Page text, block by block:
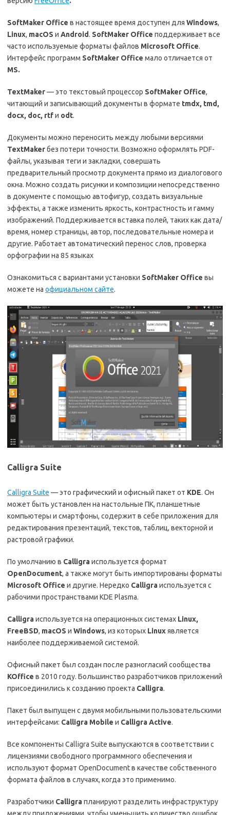
SoftMaker Office в настоящее время доступен для Windows,
Linux, macOS и Android. SoftMaker Office поддерживает все
часто используемые форматы файлов Microsoft Office.
Интерфейс программ SoftMaker Office мало отличается от
MS.
TextMaker— это текстовый процессор SoftMaker Office,
читающий и записывающий документы в формате tmdx, tmd,
docx, doc, rtfи odt.
Документы можно переносить между любыми версиями
TextMakerбез потери точности. Возможно оформлять PDF-
файлы, указывая теги и закладки, совершать
предварительный просмотр документа прямо из диалогового
окна. Можно создать рисунки и композиции непосредственно
в документе с помощью автофигур, создать визуальные
эффекты, а также изменить яркость, контрастность и гамму
изображений. Поддерживается вставка полей, таких как дата/
время, номер страницы, автор, последовательные номера и
другие. Работает автоматический перенос слов, проверка
орфографии на 85 языках
Ознакомиться с вариантами установки SoftMaker Office вы
можете на официальном сайте.
Calligra Suite
Calligra Suite — это графический и офисный пакет от KDE. Он
может быть установлен на настольные ПК, планшетные
компьютеры и смартфоны, содержит в себе приложения для
редактирования презентаций, текстов, таблиц, векторной и
растровой графики.
По умолчанию в Calligraиспользуется формат
OpenDocument, а также могут быть импортированы форматы
Microsoft Office и другие. Нередко Calligraиспользуется с
рабочими пространствами KDE Plasma.
Calligraиспользуется на операционных системах Linux,
FreeBSD, macOS и Windows, из которых Linuxявляется
наиболее поддерживаемой системой.
Офисный пакет был создан после разногласий сообщества
KOffice в 2010 году. Большинство разработчиков приложений
присоединились к созданию проекта Calligra.
Пакет был выпущен с двумя мобильными пользовательскими
интерфейсами: Calligra Mobile и Calligra Active.
Все компоненты Calligra Suite выпускаются в соответствии с
лицензиями свободного программного обеспечения и
используют формат OpenDocument в качестве собственного
формата файлов в случаях, когда это применимо.
Разработчики Calligraпланируют разделить инфраструктуру
между приложениями, чтобы уменьшить количество ошибок